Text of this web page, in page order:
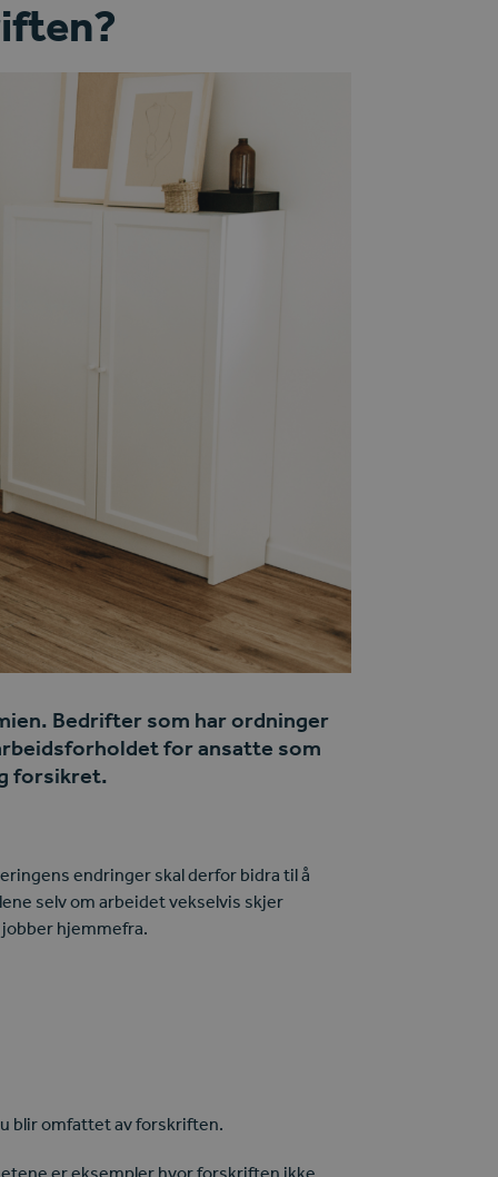
Bedrifter som har ordninger
for ansatte som
forsikret.
endringer skal derfor bidra til å
selv om arbeidet vekselvis skjer
hjemmefra.
blir omfattet av forskriften.
er eksempler hvor forskriften ikke